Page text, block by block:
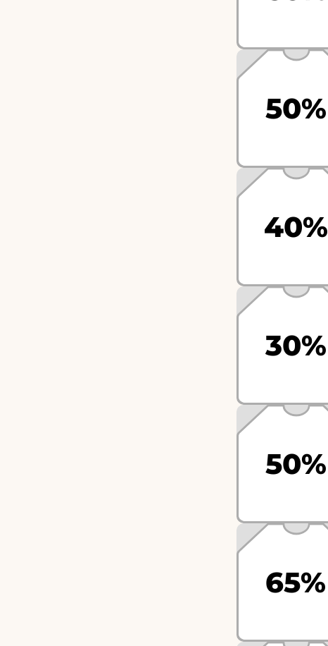
50%
40%
30%
50%
65%